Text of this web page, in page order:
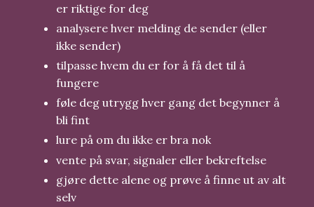
er riktige for deg
analysere hver melding de sender (eller
ikke sender)
tilpasse hvem du er for å få det til å
fungere
føle deg utrygg hver gang det begynner å
bli fint
lure på om du ikke er bra nok
vente på svar, signaler eller bekreftelse
gjøre dette alene og prøve å finne ut av alt
selv